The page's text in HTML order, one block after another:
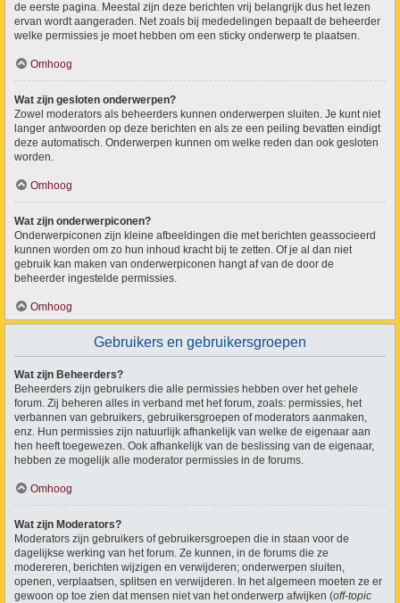
de eerste pagina. Meestal zijn deze berichten vrij belangrijk dus het lezen
ervan wordt aangeraden. Net zoals bij mededelingen bepaalt de beheerder
welke permissies je moet hebben om een sticky onderwerp te plaatsen.
Omhoog
Wat zijn gesloten onderwerpen?
Zowel moderators als beheerders kunnen onderwerpen sluiten. Je kunt niet
langer antwoorden op deze berichten en als ze een peiling bevatten eindigt
deze automatisch. Onderwerpen kunnen om welke reden dan ook gesloten
worden.
Omhoog
Wat zijn onderwerpiconen?
Onderwerpiconen zijn kleine afbeeldingen die met berichten geassocieerd
kunnen worden om zo hun inhoud kracht bij te zetten. Of je al dan niet
gebruik kan maken van onderwerpiconen hangt af van de door de
beheerder ingestelde permissies.
Omhoog
Gebruikers en gebruikersgroepen
Wat zijn Beheerders?
Beheerders zijn gebruikers die alle permissies hebben over het gehele
forum. Zij beheren alles in verband met het forum, zoals: permissies, het
verbannen van gebruikers, gebruikersgroepen of moderators aanmaken,
enz. Hun permissies zijn natuurlijk afhankelijk van welke de eigenaar aan
hen heeft toegewezen. Ook afhankelijk van de beslissing van de eigenaar,
hebben ze mogelijk alle moderator permissies in de forums.
Omhoog
Wat zijn Moderators?
Moderators zijn gebruikers of gebruikersgroepen die in staan voor de
dagelijkse werking van het forum. Ze kunnen, in de forums die ze
modereren, berichten wijzigen en verwijderen; onderwerpen sluiten,
openen, verplaatsen, splitsen en verwijderen. In het algemeen moeten ze er
gewoon op toe zien dat mensen niet van het onderwerp afwijken (off-topic